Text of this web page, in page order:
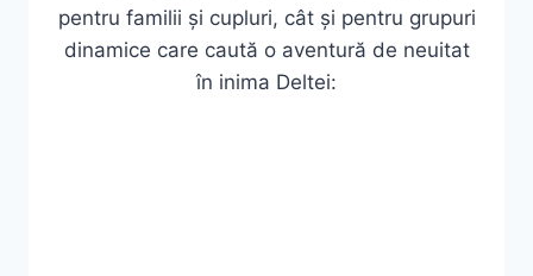
pentru familii și cupluri, cât și pentru grupuri
dinamice care caută o aventură de neuitat
în inima Deltei: